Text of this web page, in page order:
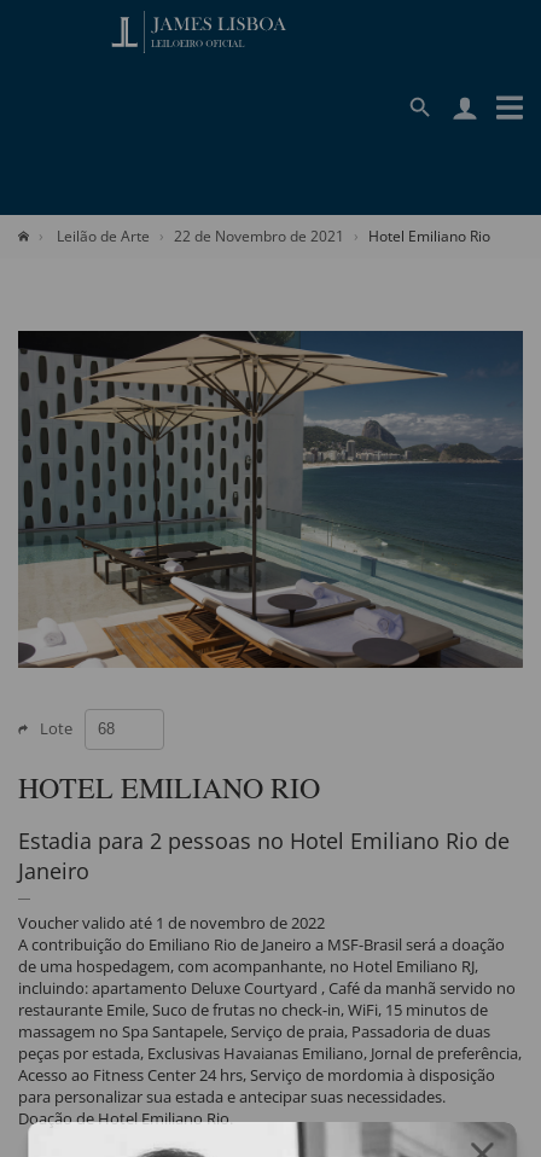
Leilão de Arte 22 de Novembro de 2021 Hotel Emiliano Rio
Lote
HOTEL EMILIANO RIO
Estadia para 2 pessoas no Hotel Emiliano Rio de
Janeiro
Voucher valido até 1 de novembro de 2022
A contribuição do Emiliano Rio de Janeiro a MSF-Brasil será a doação
de uma hospedagem, com acompanhante, no Hotel Emiliano RJ,
incluindo: apartamento Deluxe Courtyard , Café da manhã servido no
restaurante Emile, Suco de frutas no check-in, WiFi, 15 minutos de
massagem no Spa Santapele, Serviço de praia, Passadoria de duas
peças por estada, Exclusivas Havaianas Emiliano, Jornal de preferência,
Acesso ao Fitness Center 24 hrs, Serviço de mordomia à disposição
para personalizar sua estada e antecipar suas necessidades.
Doação de Hotel Emiliano Rio.